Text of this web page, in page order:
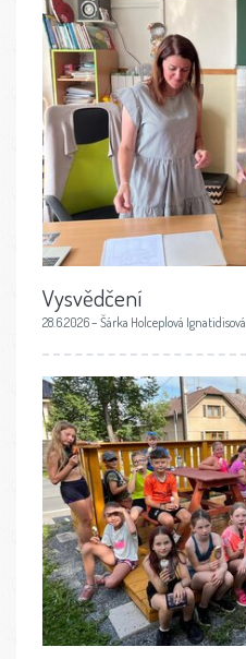
Vysvědčení
28.6.2026 – Šárka Holceplová Ignatidisová